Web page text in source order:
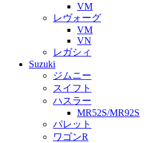
VM
レヴォーグ
VM
VN
レガシィ
Suzuki
ジムニー
スイフト
ハスラー
MR52S/MR92S
パレット
ワゴンR